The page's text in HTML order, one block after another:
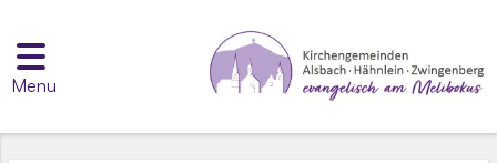
Menu